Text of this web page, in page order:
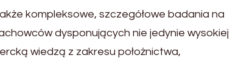
kompleksowe, szczegółowe badania na
dysponujących nie jedynie wysokiej
wiedzą z zakresu położnictwa,